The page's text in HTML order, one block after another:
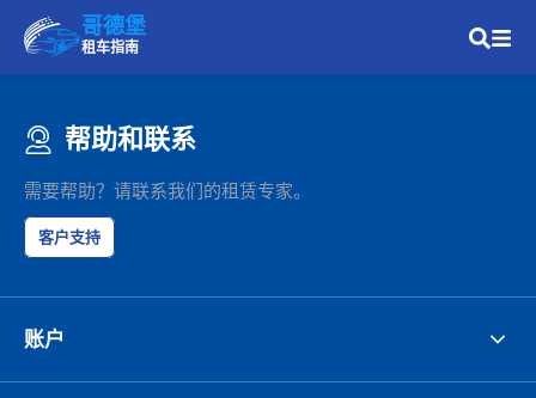
哥德堡
租车指南
帮助和联系
需要帮助？请联系我们的租赁专家。
客户支持
账户